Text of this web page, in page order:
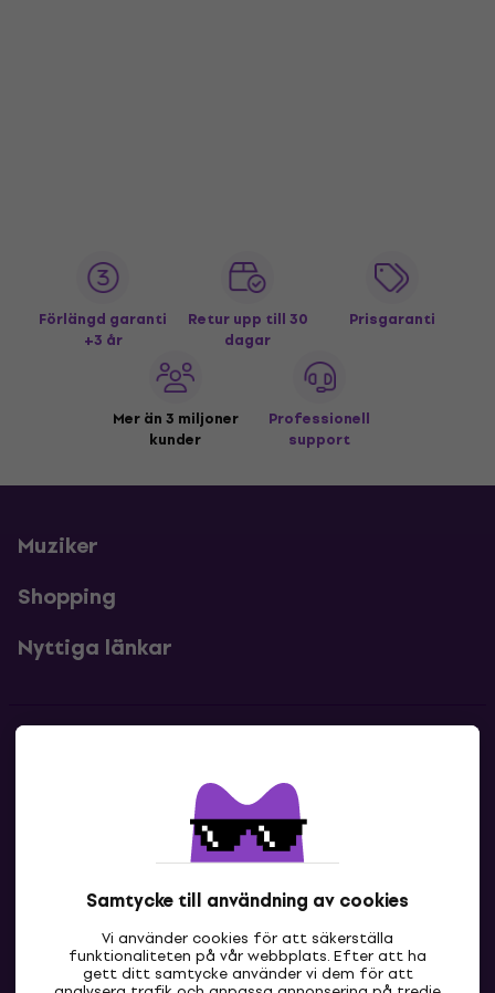
Samtycke till användning av cookies
Vi använder cookies för att säkerställa
funktionaliteten på vår webbplats. Efter att ha
gett ditt samtycke använder vi dem för att
Förlängd garanti
+3 år
Retur upp till 30
dagar
Prisgaranti
Mer än 3 miljoner
kunder
Professionell
support
Muziker
Shopping
Nyttiga länkar
Kontakta oss